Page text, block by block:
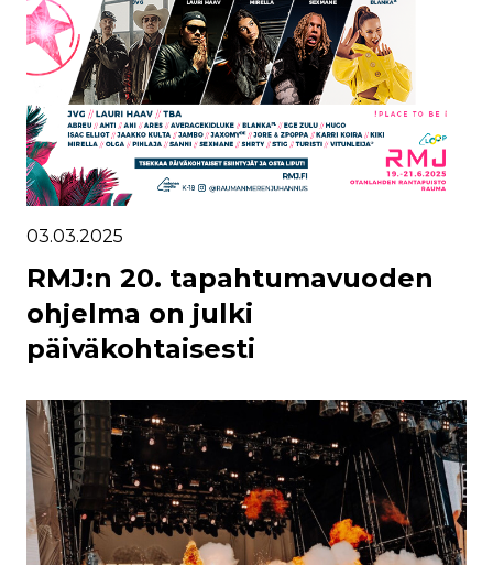
03.03.2025
RMJ:n 20. tapahtumavuoden
ohjelma on julki
päiväkohtaisesti